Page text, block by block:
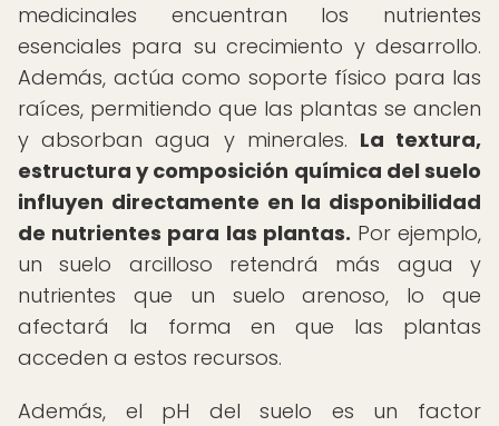
medicinales encuentran los nutrientes
esenciales para su crecimiento y desarrollo.
Además, actúa como soporte físico para las
raíces, permitiendo que las plantas se anclen
y absorban agua y minerales. La textura,
estructura y composición química del suelo
influyen directamente en la disponibilidad
de nutrientes para las plantas. Por ejemplo,
un suelo arcilloso retendrá más agua y
nutrientes que un suelo arenoso, lo que
afectará la forma en que las plantas
acceden a estos recursos.
Además, el pH del suelo es un factor